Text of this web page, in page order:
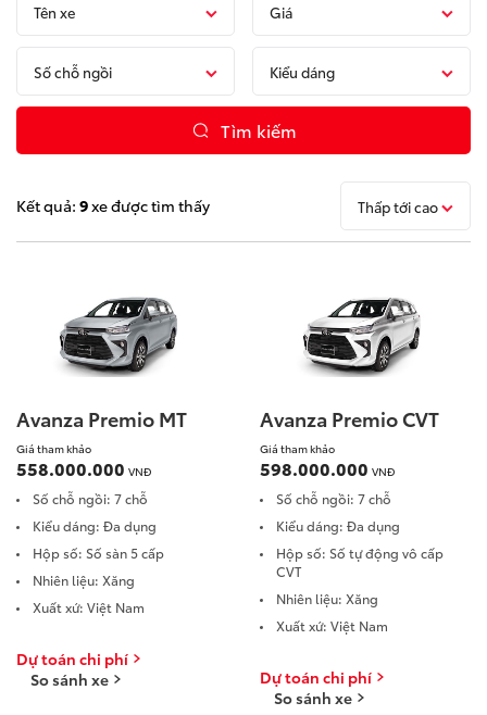
Tin tức & Khuyến mãi
Liên hệ
Công cụ hỗ trợ
Dự toán chi phí
Đặt lịch hẹn dịch vụ
Tải bảng giá
Chia sẻ
Giá từ: 458,000,000
Xem các mẫu Vios
Giá từ:
Xem các mẫu Land
Giá từ:
Xem các mẫu
Land Cruiser
Giá từ: 558,000,000
Xem các mẫu
Giá từ: 4,415,000,000
Xem các mẫu
Tên xe Giá
Số chỗ ngồi Kiểu dáng
Tìm kiếm
Kết quả: 9xe được tìm thấy Thấp tới cao
Avanza Premio MT
Giá tham khảo
558.000.000 VNĐ
Số chỗ ngồi: 7 chỗ
Kiểu dáng: Đa dụng
Hộp số: Số sàn 5 cấp
Nhiên liệu: Xăng
Xuất xứ: Việt Nam
Dự toán chi phí
So sánh xe
Avanza Premio CVT
Giá tham khảo
598.000.000 VNĐ
Số chỗ ngồi: 7 chỗ
Kiểu dáng: Đa dụng
Hộp số: Số tự động vô cấp
CVT
Nhiên liệu: Xăng
Xuất xứ: Việt Nam
Dự toán chi phí
So sánh xe